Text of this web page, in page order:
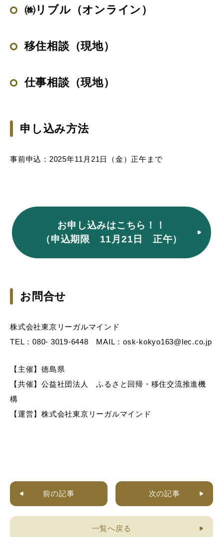
㈱リブル（オンライン）
移住相談（現地）
仕事相談（現地）
申し込み方法
事前申込：2025年11月21日（金）正午まで
お申し込みはこちら！！
（申込期限 11月21日 正午）
お問合せ
株式会社東京リーガルマインド
TEL：080- 3019-6448 MAIL：osk-kokyo163@lec.co.jp
【主催】徳島県
【共催】公益社団法人 ふるさと回帰・移住交流推進機
構
【運営】株式会社東京リーガルマインド
前の記事 次の記事
一覧へ戻る